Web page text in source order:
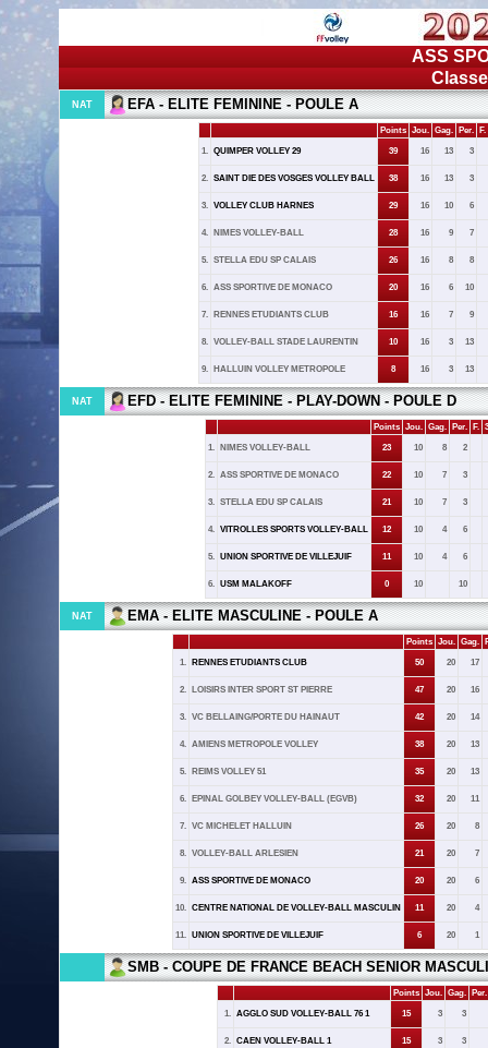
ASS
NAT EFA - ELITE FEMININE - POULE A
Points Jou. Gag. Per. F.
1. QUIMPER VOLLEY 29 39 16 13 3
2. SAINT DIE DES VOSGES VOLLEY BALL 38 16 13 3
3. VOLLEY CLUB HARNES 29 16 10 6
4. NIMES VOLLEY-BALL 28 16 9 7
5. STELLA EDU SP CALAIS 26 16 8 8
6. ASS SPORTIVE DE MONACO 20 16 6 10
7. RENNES ETUDIANTS CLUB 16 16 7 9
8. VOLLEY-BALL STADE LAURENTIN 10 16 3 13
9. HALLUIN VOLLEY METROPOLE 8 16 3 13
NAT EFD - ELITE FEMININE - PLAY-DOWN - POULE D
Points Jou. Gag. Per. F.
1. NIMES VOLLEY-BALL 23 10 8 2
2. ASS SPORTIVE DE MONACO 22 10 7 3
3. STELLA EDU SP CALAIS 21 10 7 3
4. VITROLLES SPORTS VOLLEY-BALL 12 10 4 6
5. UNION SPORTIVE DE VILLEJUIF 11 10 4 6
6. USM MALAKOFF 0 10 10
NAT EMA - ELITE MASCULINE - POULE A
Points Jou. Gag.
1. RENNES ETUDIANTS CLUB 50 20 17
2. LOISIRS INTER SPORT ST PIERRE 47 20 16
3. VC BELLAING/PORTE DU HAINAUT 42 20 14
4. AMIENS METROPOLE VOLLEY 38 20 13
5. REIMS VOLLEY 51 35 20 13
6. EPINAL GOLBEY VOLLEY-BALL (EGVB) 32 20 11
7. VC MICHELET HALLUIN 26 20 8
8. VOLLEY-BALL ARLESIEN 21 20 7
9. ASS SPORTIVE DE MONACO 20 20 6
10. CENTRE NATIONAL DE VOLLEY-BALL MASCULIN 11 20 4
11. UNION SPORTIVE DE VILLEJUIF 6 20 1
SMB - COUPE DE FRANCE BEACH SENIOR
Points Jou. Gag. Per.
1. AGGLO SUD VOLLEY-BALL 76 1 15 3 3
2. CAEN VOLLEY-BALL 1 15 3 3